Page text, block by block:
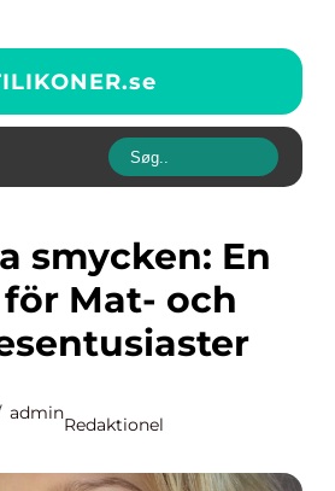
se
Mat- och
admin
Redaktionel